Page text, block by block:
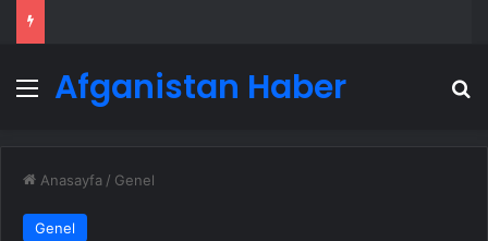
Menü
Afganistan Haber
Anasayfa / Genel
Genel